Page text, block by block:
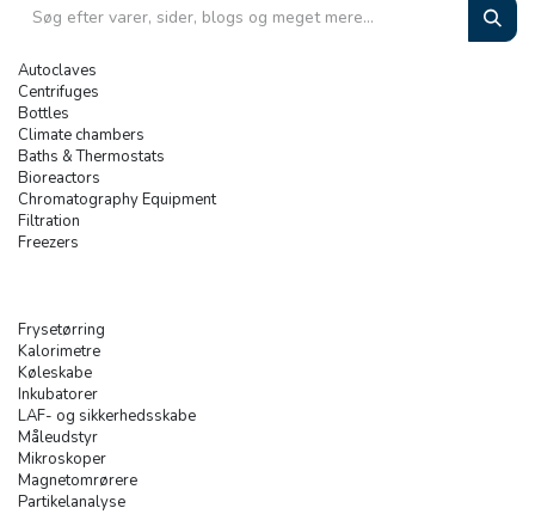
Autoclaves
Centrifuges
Bottles
Climate chambers
Baths & Thermostats
Bioreactors
Chromatography Equipment
Filtration
Freezers
Frysetørring
Kalorimetre
Køleskabe
Inkubatorer
LAF- og sikkerhedsskabe
Måleudstyr
Mikroskoper
Magnetomrørere
Partikelanalyse